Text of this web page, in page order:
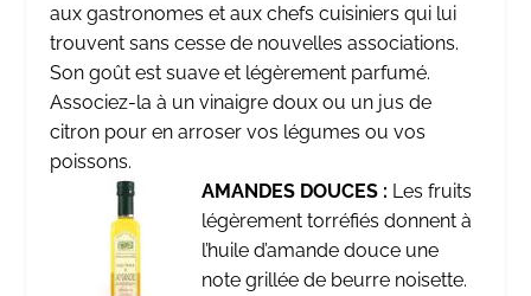
aux gastronomes et aux chefs cuisiniers qui lui
trouvent sans cesse de nouvelles associations.
Son goût est suave et légèrement parfumé.
Associez-la à un vinaigre doux ou un jus de
citron pour en arroser vos légumes ou vos
poissons.
AMANDES DOUCES : Les fruits
légèrement torréfiés donnent à
l’huile d’amande douce une
note grillée de beurre noisette.